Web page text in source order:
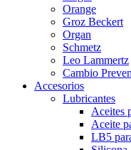
Orange
Groz Beckert
Organ
Schmetz
Leo Lammertz
Cambio
Accesorios
Lubricantes
Aceites
Aceite
LB5